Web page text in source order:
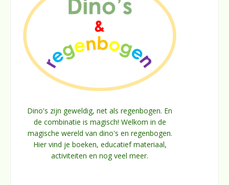
Dino's zijn geweldig, net als regenbogen. En
de combinatie is magisch! Welkom in de
magische wereld van dino's en regenbogen.
Hier vind je boeken, educatief materiaal,
activiteiten en nog veel meer.